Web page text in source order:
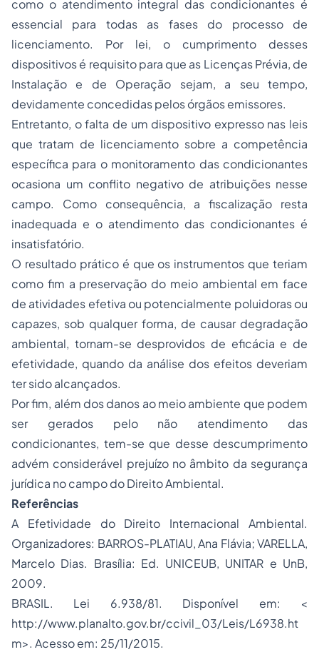
como o atendimento integral das condicionantes é
essencial para todas as fases do processo de
licenciamento. Por lei, o cumprimento desses
dispositivos é requisito para que as Licenças Prévia, de
Instalação e de Operação sejam, a seu tempo,
devidamente concedidas pelos órgãos emissores.
Entretanto, o falta de um dispositivo expresso nas leis
que tratam de licenciamento sobre a competência
específica para o monitoramento das condicionantes
ocasiona um conflito negativo de atribuições nesse
campo. Como consequência, a fiscalização resta
inadequada e o atendimento das condicionantes é
insatisfatório.
O resultado prático é que os instrumentos que teriam
como fim a preservação do meio ambiental em face
de atividades efetiva ou potencialmente poluidoras ou
capazes, sob qualquer forma, de causar degradação
ambiental, tornam-se desprovidos de eficácia e de
efetividade, quando da análise dos efeitos deveriam
ter sido alcançados.
Por fim, além dos danos ao meio ambiente que podem
ser gerados pelo não atendimento das
condicionantes, tem-se que desse descumprimento
advém considerável prejuízo no âmbito da segurança
jurídica no campo doDireito Ambiental.
Referências
A Efetividade do Direito Internacional Ambiental.
Organizadores: BARROS-PLATIAU, Ana Flávia; VARELLA,
Marcelo Dias. Brasília: Ed. UNICEUB, UNITAR e UnB,
2009.
BRASIL. Lei 6.938/81. Disponível em: <
http://www.planalto.gov.br/ccivil_03/Leis/L6938.ht
m>. Acesso em: 25/11/2015.